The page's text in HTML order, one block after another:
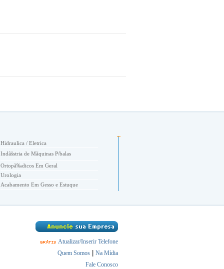
Hidraulica / Eletrica
Indãšstria de Mãquinas P/balas
Ortopã‰dicos Em Geral
Urologia
Acabamento Em Gesso e Estuque
Acessorios Automotivos
Acessã“rios de Moda
Acessã“rios Para Laboratã“rio
Acessã“rios, Alianã‡as de Compromisso
Atualizar/Inserir Telefone
Quem Somos
Na Mídia
Fale Conosco